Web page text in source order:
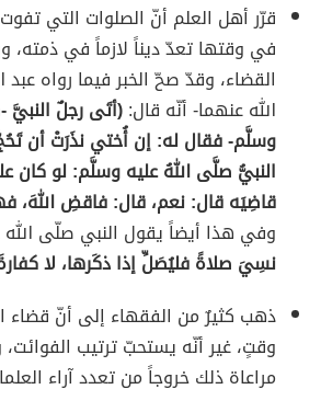
قرّر أهل العلم أنّ الصلوات التي
في وقتها تعدّ ديناً لازماً في ذمته،
القضاء، وقدّ صحّ الخبر فيما رواه
الله عنهما- أنّه قال:(أتَى رجلٌ النبيَّ
وسلَّم- فقال له: إن أُختي نذَرَتْ أن
النبيُّ صلَّى اللهُ عليه وسلَّم: لو كان
قاضِيَه قال: نعم، قال: فاقضِ اللهَ،
وفي هذا أيضاً يقول النبي صلّى
نسِيَ صلاةً فليُصَلِّ إذا ذكَرها، لا
ذهب كثيرٌ من الفقهاء إلى أنّ
وقتٍ، غير أنّه يستحبّ ترتيب
مراعاة ذلك خروجاً من تعدد آراء